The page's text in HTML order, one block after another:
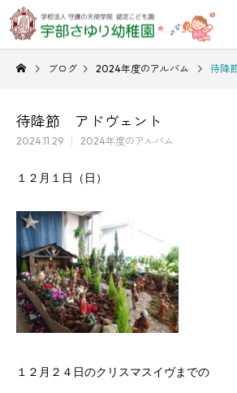
ブログ 2024年度のアルバム 待降
待降節 アドヴェント
2024.11.29 2024年度のアルバム
１２月１日（日）
１２月２４日のクリスマスイヴまでの